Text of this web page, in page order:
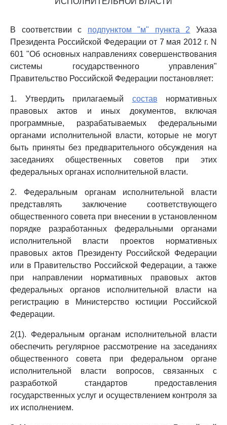
В соответствии с подпунктом "м" пункта 2 Указа
Президента Российской Федерации от 7 мая 2012 г. N
601 "Об основных направлениях совершенствования
системы государственного управления"
Правительство Российской Федерации постановляет:
1. Утвердить прилагаемый состав нормативных
правовых актов и иных документов, включая
программные, разрабатываемых федеральными
органами исполнительной власти, которые не могут
быть приняты без предварительного обсуждения на
заседаниях общественных советов при этих
федеральных органах исполнительной власти.
2. Федеральным органам исполнительной власти
представлять заключение соответствующего
общественного совета при внесении в установленном
порядке разработанных федеральными органами
исполнительной власти проектов нормативных
правовых актов Президенту Российской Федерации
или в Правительство Российской Федерации, а также
при направлении нормативных правовых актов
федеральных органов исполнительной власти на
регистрацию в Министерство юстиции Российской
Федерации.
2(1). Федеральным органам исполнительной власти
обеспечить регулярное рассмотрение на заседаниях
общественного совета при федеральном органе
исполнительной власти вопросов, связанных с
разработкой стандартов предоставления
государственных услуг и осуществлением контроля за
их исполнением.